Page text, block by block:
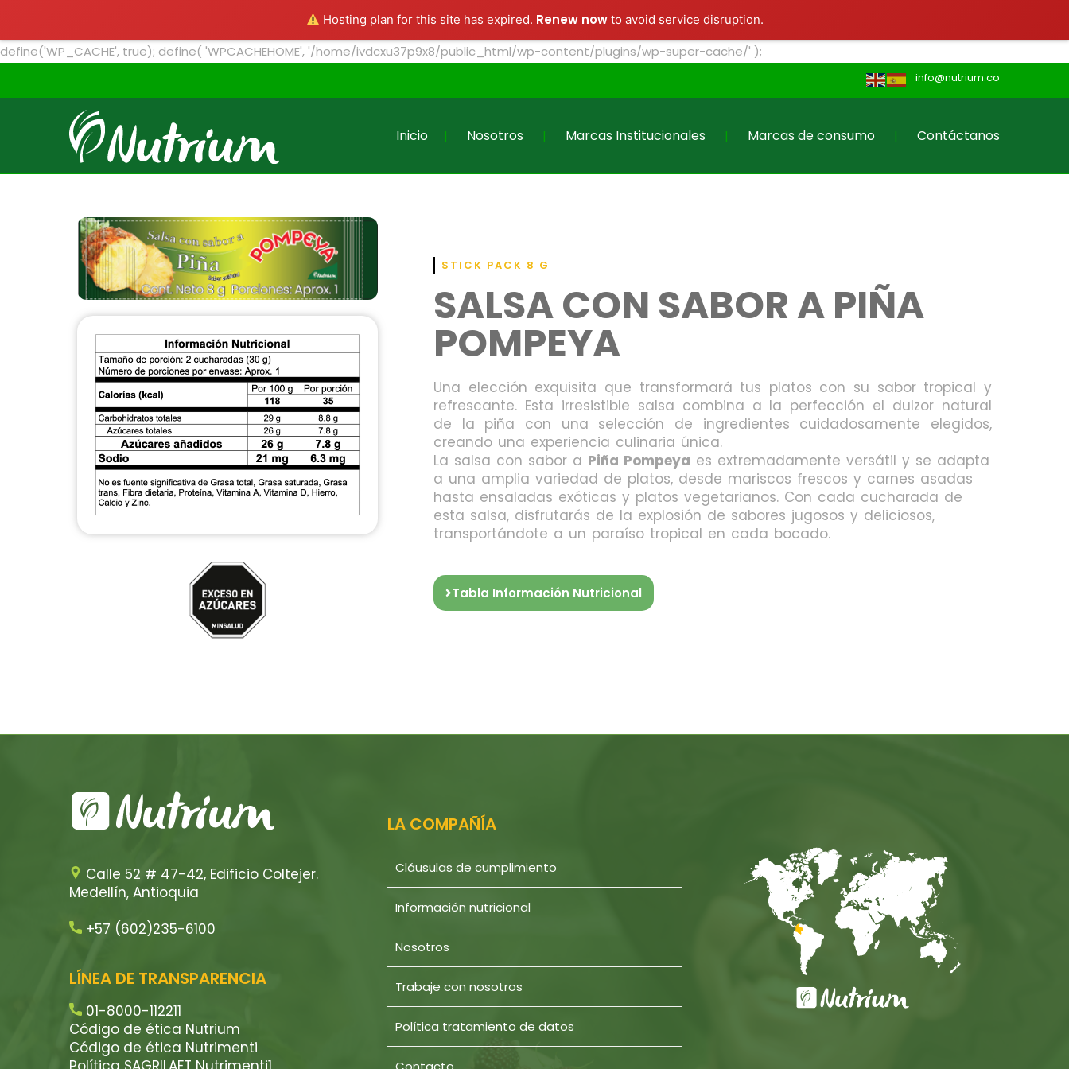
Hosting plan for this site has expired. Renew nowto avoid service disruption.
define('WP_CACHE', true); define( 'WPCACHEHOME', '/home/ivdcxu37p9x8/public_html/wp-content/plugins/wp-super-cache/' );
info@nutrium.co
Inicio Nosotros Marcas Institucionales Marcas de consumo Contáctanos
Nosotros Marcas Institucionales Marcas de consumo
STICK PACK 8 G
SALSA CON SABOR A PIÑA
POMPEYA
Una elección exquisita que transformará tus platos con su sabor tropical y
refrescante. Esta irresistible salsa combina a la perfección el dulzor natural
de la piña con una selección de ingredientes cuidadosamente elegidos,
creando una experiencia culinaria única.
La salsa con sabor a Piña Pompeya es extremadamente versátil y se adapta
a una amplia variedad de platos, desde mariscos frescos y carnes asadas
hasta ensaladas exóticas y platos vegetarianos. Con cada cucharada de
esta salsa, disfrutarás de la explosión de sabores jugosos y deliciosos,
transportándote a un paraíso tropical en cada bocado.
Tabla Información Nutricional
Calle 52 # 47-42, Edificio Coltejer.
Medellín, Antioquia
+57 (602)235-6100
LÍNEA DE TRANSPARENCIA
01-8000-112211
Código de ética Nutrium
Código de ética Nutrimenti
LA COMPAÑÍA
Cláusulas de cumplimiento
Información nutricional
Nosotros
Trabaje con nosotros
Política tratamiento de datos